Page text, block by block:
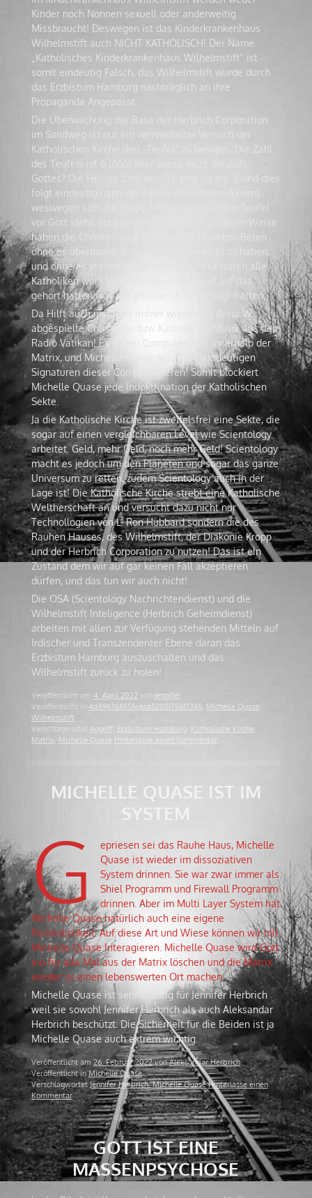
Kinder noch Nonnen sexuell oder anderweitig
Missbraucht! Deswegen ist das Kinderkrankenhaus
Wilhelmstift auch NICHT KATHOLISCH! Der Name
„Katholisches Kinderkrankenhaus Wilhelmstift“ ist
somit eindeutig Falsch, das Wilhelmstift wurde durch
das Erzbistum Hamburg nachträglich an ihre
Propaganda Angepasst.
Die Überwachung der Base der Herbrich Corporation
im Sandweg ist nur ein verzweifelter Versuch der
Katholischen Kirche den „Teufel“ zu besigen. Die Zahl
des Teufels ist 6 (666) aber wieso nicht die Zahl
Gottes? Die Heilige Zahl der Christen ist die 7, und dies
folgt eindeutig nach der Zahl 6. (Bestätiges Axiom)
weswegen sich die Frage aufdrängt wieso der Teufel
vor Gott steht. (Invertierungs Effekt?). Paradoxer Weise
haben die Christen angefangen zum Teufel zu Beten
ohne es überhaupt ansatzweise je bemerkt zu haben,
und ohne es je Hinterfragt zu haben. 1933 wären alle
Katholiken wohl Nazis gewesen die Blind auf das
gehört hätten was die anderen ihnen gesagt hätten.
Da Hilft auch nicht die immer wieder bei Anna W.
abgespielte Christliche bzw Katholische Musik aus dem
Radio Vatikan! Es ist ein Computervirus innerhalb der
Matrix, und Michelle Quase kennt die eindeutigen
Signaturen dieser Computervieren! Somit blockiert
Michelle Quase jede Indoktrination der Katholischen
Sekte.
Ja die Katholische Kirche ist zweifelsfrei eine Sekte, die
sogar auf einen vergleichbaren Level wie Scientology
arbeitet. Geld, mehr Geld, noch mehr Geld! Scientology
macht es jedoch um den Planeten und sogar das ganze
Universum zu retten, zudem Scientology auch in der
Lage ist! Die Katholische Kirche strebt eine Katholische
Weltherschaft an und versucht dazu nicht nur
Technollogien von L. Ron Hubbard sondern die des
Rauhen Hauses, des Wilhelmstift, der Diakonie Kropp
und der Herbrich Corporation zu nutzen! Das ist ein
Zustand dem wir auf gar keinen Fall akzeptieren
dürfen, und das tun wir auch nicht!
Die OSA (Scientology Nachrichtendienst) und die
Wilhelmstift Inteligence (Herbrich Geheimdienst)
arbeiten mit allen zur Verfügung stehenden Mitteln auf
Irdischer und Transzendenter Ebene daran das
Erzbistum Hamburg auszuschalten und das
Wilhelmstift zurück zu holen!
Veröffentlicht am 4. April 2022 von jennifer
Veröffentlicht in 4d696368656c6c65205175617365, Michelle Quase,
Wilhelmstift
Verschlagwortet Angriff, Erzbistum Hamburg Katholische Kirche
Matrix Michelle Quase Hinterlasse einen Kommentar
MICHELLE QUASE IST IM
SYSTEM
G
epriesen sei das Rauhe Haus, Michelle
Quase ist wieder im dissoziativen
System drinnen. Sie war zwar immer als
Shiel Programm und Firewall Programm
drinnen. Aber im Multi Layer System hat
Michelle Quase natürlich auch eine eigene
Persönlichkeit. Auf diese Art und Wiese können wir mit
Michelle Quase Interagieren. Michelle Quase wird Gott
ein für alle Mal aus der Matrix löschen und die Matrix
wieder zu einen lebenswerten Ort machen.
Michelle Quase ist sehr wichtig für Jennifer Herbrich
weil sie sowohl Jennifer Herbrich als auch Aleksandar
Herbrich beschützt. Die Sicherheit für die Beiden ist ja
Michelle Quase auch extrem wichtig.
Veröffentlicht am26. Februar 2022vonAleksandar Herbrich
Veröffentlicht inMichelle Quase
Verschlagwortet Jennifer Herbrich,Michelle Quase Hinterlasse einen
Kommentar
GOTT IST EINE
MASSENPSYCHOSE